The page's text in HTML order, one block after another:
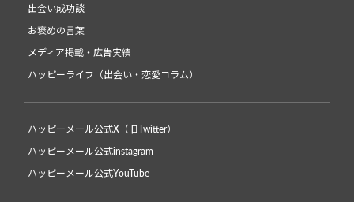
出会い成功談
お褒めの言葉
メディア掲載・広告実績
ハッピーライフ（出会い・恋愛コラム）
ハッピーメール公式X（旧Twitter）
ハッピーメール公式instagram
ハッピーメール公式YouTube